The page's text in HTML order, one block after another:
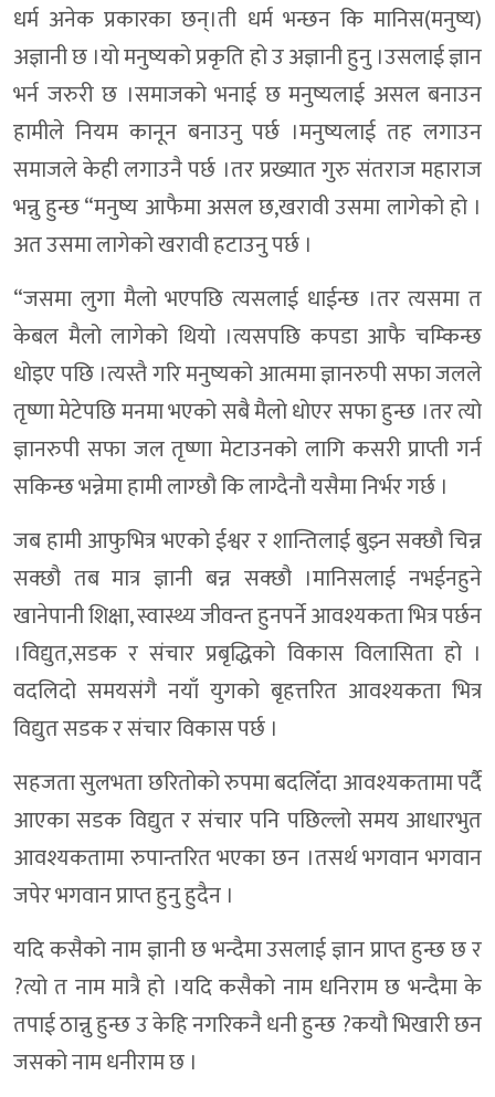
धर्म अनेक प्रकारका छन्।ती धर्म भन्छन कि मानिस(मनुष्य)
अज्ञानी छ ।यो मनुष्यको प्रकृति हो उ अज्ञानी हुनु ।उसलाई ज्ञान
भर्न जरुरी छ ।समाजको भनाई छ मनुष्यलाई असल बनाउन
हामीले नियम कानून बनाउनु पर्छ ।मनुष्यलाई तह लगाउन
समाजले केही लगाउनै पर्छ ।तर प्रख्यात गुरु संतराज महाराज
भन्नु हुन्छ “मनुष्य आफैमा असल छ,खरावी उसमा लागेको हो ।
अत उसमा लागेको खरावी हटाउनु पर्छ ।
“जसमा लुगा मैलो भएपछि त्यसलाई धाईन्छ ।तर त्यसमा त
केबल मैलो लागेको थियो ।त्यसपछि कपडा आफै चम्किन्छ
धोइए पछि ।त्यस्तै गरि मनुष्यको आत्ममा ज्ञानरुपी सफा जलले
तृष्णा मेटेपछि मनमा भएको सबै मैलो धोएर सफा हुन्छ ।तर त्यो
ज्ञानरुपी सफा जल तृष्णा मेटाउनको लागि कसरी प्राप्ती गर्न
सकिन्छ भन्नेमा हामी लाग्छौ कि लाग्दैनौ यसैमा निर्भर गर्छ ।
जब हामी आफुभित्र भएको ईश्वर र शान्तिलाई बुझ्न सक्छौ चिन्न
सक्छौ तब मात्र ज्ञानी बन्न सक्छौ ।मानिसलाई नभईनहुने
खानेपानी शिक्षा, स्वास्थ्य जीवन्त हुनपर्ने आवश्यकता भित्र पर्छन
।विद्युत,सडक र संचार प्रबृद्धिको विकास विलासिता हो ।
वदलिदो समयसंगै नयाँ युगको बृहत्तरित आवश्यकता भित्र
विद्युत सडक र संचार विकास पर्छ ।
सहजता सुलभता छरितोको रुपमा बदलिँदा आवश्यकतामा पर्दै
आएका सडक विद्युत र संचार पनि पछिल्लो समय आधारभुत
आवश्यकतामा रुपान्तरित भएका छन ।तसर्थ भगवान भगवान
जपेर भगवान प्राप्त हुनु हुदैन ।
यदि कसैको नाम ज्ञानी छ भन्दैमा उसलाई ज्ञान प्राप्त हुन्छ छ र
?त्यो त नाम मात्रै हो ।यदि कसैको नाम धनिराम छ भन्दैमा के
तपाई ठान्नु हुन्छ उ केहि नगरिकनै धनी हुन्छ ?कयौ भिखारी छन
जसको नाम धनीराम छ ।